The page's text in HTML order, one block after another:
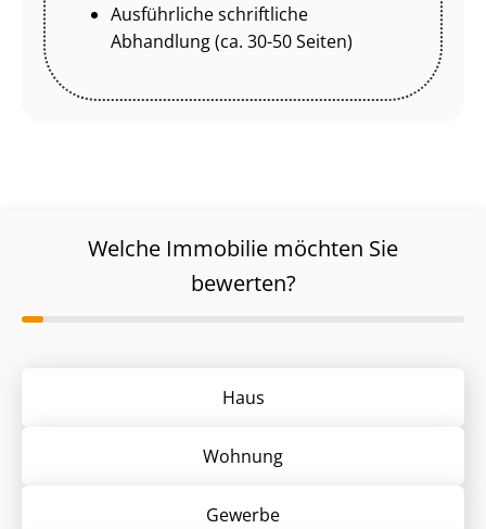
Ausführliche schriftliche
Abhandlung (ca. 30-50 Seiten)
Welche Immobilie möchten Sie
bewerten?
Haus
Wohnung
Gewerbe